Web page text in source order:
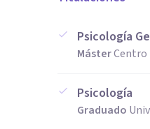
Psicología
MásterCentro
Psicología
Graduado